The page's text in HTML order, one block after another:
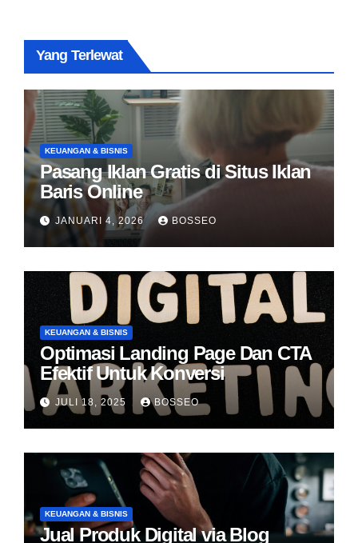
Yang Terlewat
KEUANGAN & BISNIS
Pasang Iklan Gratis di Situs Iklan
Baris Online
JANUARI 4, 2026 BOSSEO
KEUANGAN & BISNIS
Optimasi Landing Page Dan CTA
Efektif Untuk Konversi
JULI 18, 2025 BOSSEO
KEUANGAN & BISNIS
Jual Produk Digital via Blog